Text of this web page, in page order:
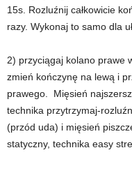
15s. Rozluźnij całkowicie
razy. Wykonaj to samo dla
2) przyciągaj kolano prawe
zmień kończynę na lewą i
prawego. Mięsień
technika przytrzymaj-
(przód uda) i mięsień
statyczny, technika easy